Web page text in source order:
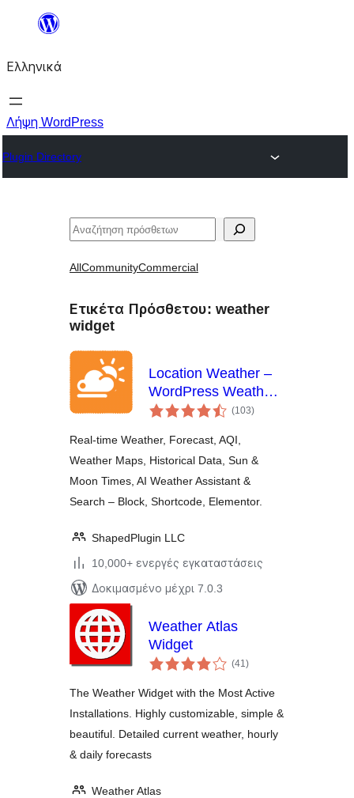
Μετάβαση
περιεχόμενο
Ελληνικά
Λήψη WordPress
Plugin Directory
Αναζήτηση
AllCommunityCommercial
Ετικέτα Πρόσθετου: weather
widget
Location Weather –
WordPress Weather
Forecast, Air Quality
(103αξιολογήσεις
σύνολο
)
Real-time Weather, Forecast, AQI,
Weather Maps, Historical Data, Sun &
Moon Times, AI Weather Assistant &
Search – Block, Shortcode, Elementor.
ShapedPlugin LLC
10,000+ ενεργές εγκαταστάσεις
Δοκιμασμένο μέχρι 7.0.3
Weather Atlas
Widget
(41αξιολογήσεις
σύνολο
)
The Weather Widget with the Most Active
Installations. Highly customizable, simple &
beautiful. Detailed current weather, hourly
& daily forecasts
Weather Atlas